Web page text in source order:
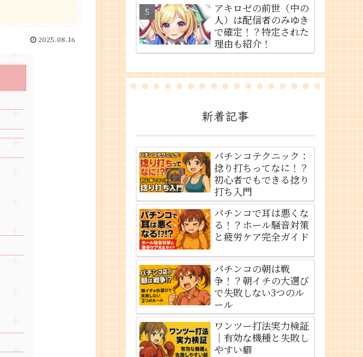
2025.08.16
アキロゼの前世（中の
人）は配信者のみゆき
で確定！？特定された
理由も紹介！
新着記事
パチンコテクニック：
捻り打ちってなに！？
初心者でもできる捻り
打ち入門
パチンコで耳は悪くな
る！？ホール騒音対策
と疲労ケア完全ガイド
パチンコの朝は戦
争！？朝イチの大選び
で失敗しない3つのル
ール
ワンツー打法実力検証
｜有効な機種と失敗し
やすい癖